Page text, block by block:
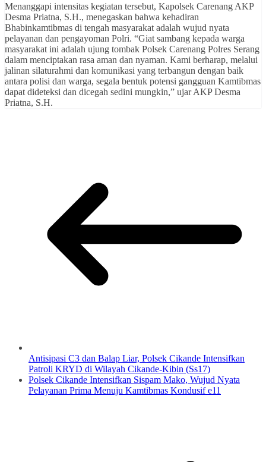
Menanggapi intensitas kegiatan tersebut, Kapolsek Carenang AKP
Desma Priatna, S.H., menegaskan bahwa kehadiran
Bhabinkamtibmas di tengah masyarakat adalah wujud nyata
pelayanan dan pengayoman Polri. “Giat sambang kepada warga
masyarakat ini adalah ujung tombak Polsek Carenang Polres Serang
dalam menciptakan rasa aman dan nyaman. Kami berharap, melalui
jalinan silaturahmi dan komunikasi yang terbangun dengan baik
antara polisi dan warga, segala bentuk potensi gangguan Kamtibmas
dapat dideteksi dan dicegah sedini mungkin,” ujar AKP Desma
Priatna, S.H.
Antisipasi C3 dan Balap Liar, Polsek Cikande Intensifkan
Patroli KRYD di Wilayah Cikande-Kibin (Ss17)
Polsek Cikande Intensifkan Sispam Mako, Wujud Nyata
Pelayanan Prima Menuju Kamtibmas Kondusif e11